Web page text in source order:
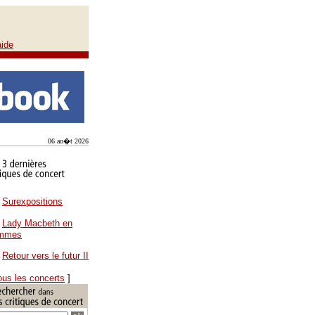
06 ao�t 2026
Surexpositions
Lady Macbeth en
Retour vers le futur II
les concerts ]